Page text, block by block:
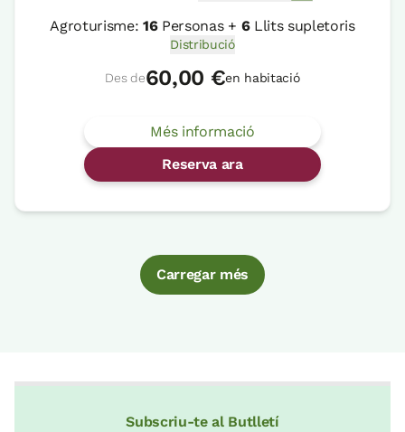
Agroturisme:16Personas + 6Llits supletoris
Distribució
Des de60,00 €en habitació
Més informació
Reserva ara
Carregar més
Subscriu-te al Butlletí